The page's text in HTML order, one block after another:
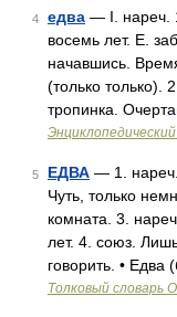
4 едва — I. нареч.
восемь лет. Е.
начавшись.
(только только).
тропинка.
5 ЕДВА — 1.
Чуть, только
комната. 3.
лет. 4. союз.
говорить. • Едва
Толковый словарь